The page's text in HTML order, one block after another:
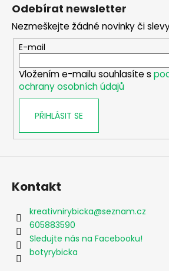
Odebírat newsletter
Nezmeškejte žádné novinky či
E-mail
Vložením e-mailu souhlasíte s
ochrany osobních údajů
PŘIHLÁSIT SE
Kontakt
kreativnirybicka@seznam.cz
605883590
Sledujte nás na Facebooku!
botyrybicka